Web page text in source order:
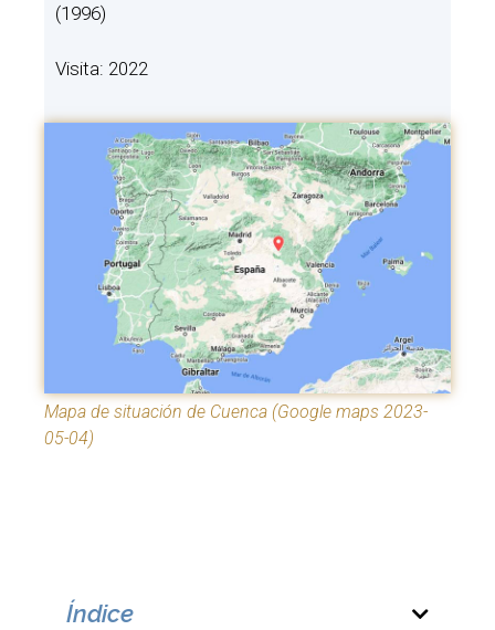
(1996)
Visita: 2022
Mapa de situación de Cuenca (Google maps 2023-
05-04)
Índice